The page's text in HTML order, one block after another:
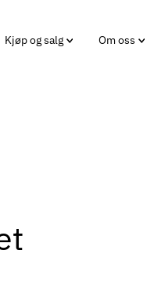
Kjøp og salg Om oss